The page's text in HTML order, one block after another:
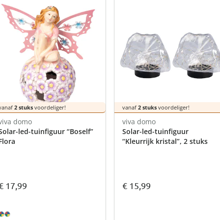
&
nu
2 stuks voordeliger!
domo
led-tuinfiguur “Boself”
17,99
vanaf 2 stuks voordeliger!
viva domo
Solar-led-tuinfiguur
“Kleurrijk kristal”, 2 stuks
€ 15,99